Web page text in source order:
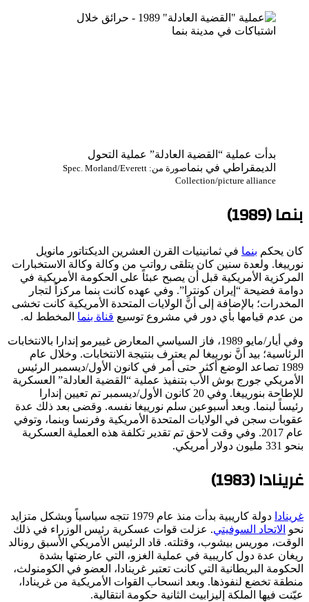
بدأت عملية “القضية العادلة” عملية التحول
الديمقراطي في بنما
صورة من: Spec. Morland/Everett
Collection/picture alliance
بنما (1989)
كان يحكم بنما في ثمانينيات القرن العشرين الديكتاتور مانويل
نورييغا. ولعدة سنين كان يتلقى رواتب من وكالة وكالة الاستخبارات
المركزية الأمريكية قبل أن يصبح عبئاً على الحكومة الأمريكية في
دوامة فضيحة “إيران كونترا”. وفي عهده كانت بنما مركزاً لتجار
المخدرات؛ بالإضافة إلى أنَّ الولايات المتحدة الأمريكية كانت تخشى
من عدم قيامها بأي دور في مشروع توسيع قناة بنما المخطط له.
وفي أيار/مايو 1989، فاز السياسي المعارض غييرمو إندارا بالانتخابات
الرئاسية؛ بيد أنَّ نورييغا لم يعترف بنتيجة الانتخابات. وخلال عام
1989 تصاعد الوضع أكثر حتى أمر في كانون الأول/ديسمبر الرئيس
الأمريكي جورج بوش الأب بتنفيذ عملية “القضية العادلة” العسكرية
للإطاحة بنورييغا. وفي 20 كانون الأول/ديسمبر تم تعيين إندارا
رئيساً لبنما. وبعد أسبوعين سلم نورييغا نفسه. وقضى بعد ذلك عدة
عقوبات سجن في الولايات المتحدة الأمريكية وفرنسا وبنما، وتوفي
عام 2017. وفي وقت لاحق تم تقدير تكلفة هذه العملية العسكرية
بنحو 331 مليون دولار أمريكي.
غرينادا (1983)
غرينادا
دولة كاريبية بدأت منذ عام 1979 تتجه سياسياً وبشكل متزايد
نحو الاتحاد السوفيتي. عزلت قوات عسكرية رئيس الوزراء في ذلك
الوقت، موريس بيشوب، وقتلته. قاد الرئيس الأمريكي الأسبق رونالد
ريغان عدة دول كاريبية في عملية الغزو، التي عارضتها بشدة
الحكومة البريطانية التي كانت تعتبر غرينادا، العضو في الكومنولث،
منطقة تخضع لنفوذها. وبعد انسحاب القوات الأمريكية من غرينادا،
عيّنت فيها الملكة إليزابيث الثانية حكومة انتقالية.